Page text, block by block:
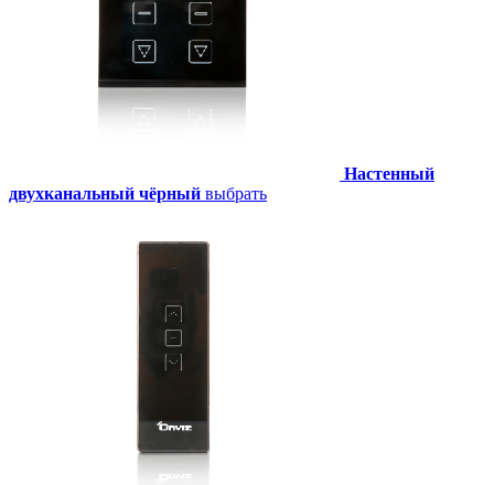
Настенный
двухканальный чёрный выбрать